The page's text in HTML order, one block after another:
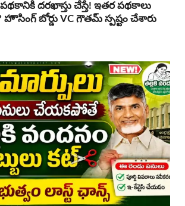
పథకానికి దరఖాస్తు చేస్తే! ఇతర పథకాలు
బోర్డు VC గౌతమ్ స్పష్టం చేశారు